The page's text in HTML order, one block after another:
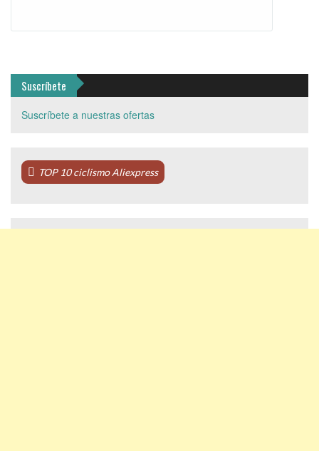
Suscríbete
Suscríbete a nuestras ofertas
TOP 10 ciclismo Aliexpress